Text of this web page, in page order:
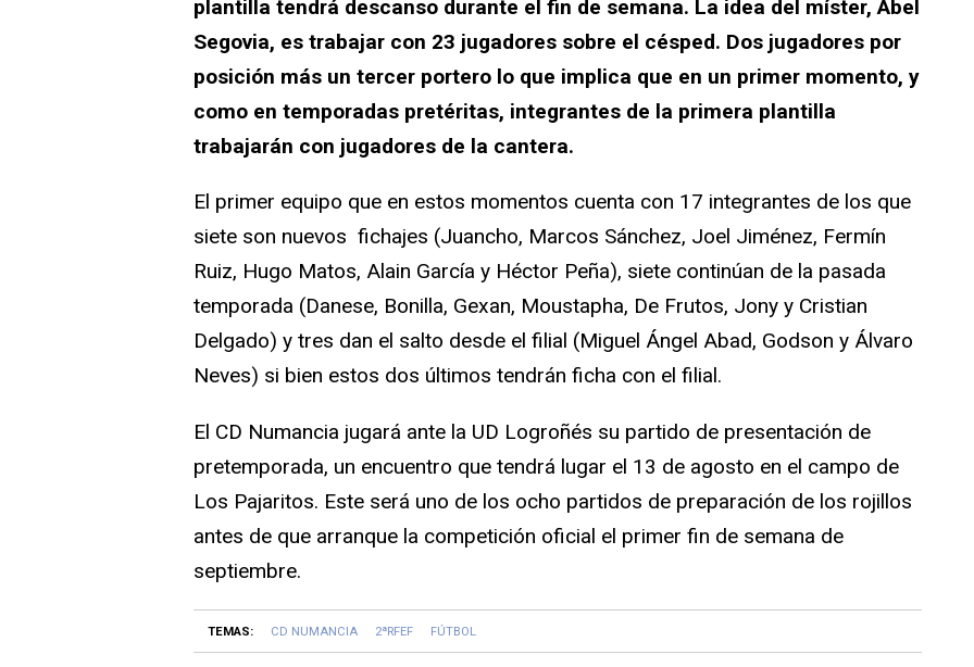
plantilla tendrá descanso durante el fin de semana. La idea del míster, Abel
Segovia, es trabajar con 23 jugadores sobre el césped. Dos jugadores por
posición más un tercer portero lo que implica que en un primer momento, y
como en temporadas pretéritas, integrantes de la primera plantilla
trabajarán con jugadores de la cantera.
El primer equipo que en estos momentos cuenta con 17 integrantes de los que
siete son nuevos fichajes (Juancho, Marcos Sánchez, Joel Jiménez, Fermín
Ruiz, Hugo Matos, Alain García y Héctor Peña), siete continúan de la pasada
temporada (Danese, Bonilla, Gexan, Moustapha, De Frutos, Jony y Cristian
Delgado) y tres dan el salto desde el filial (Miguel Ángel Abad, Godson y Álvaro
Neves) si bien estos dos últimos tendrán ficha con el filial.
El CD Numancia jugará ante la UD Logroñés su partido de presentación de
pretemporada, un encuentro que tendrá lugar el 13 de agosto en el campo de
Los Pajaritos. Este será uno de los ocho partidos de preparación de los rojillos
antes de que arranque la competición oficial el primer fin de semana de
septiembre.
TEMAS: CD NUMANCIA 2ªRFEF FÚTBOL